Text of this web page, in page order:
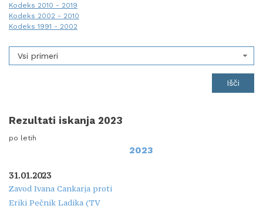
Kodeks 2010 - 2019
Kodeks 2002 - 2010
Kodeks 1991 - 2002
Vsi primeri
Rezultati iskanja 2023
po letih
2023
31.01.2023
Zavod Ivana Cankarja proti
Eriki Pečnik Ladika (TV